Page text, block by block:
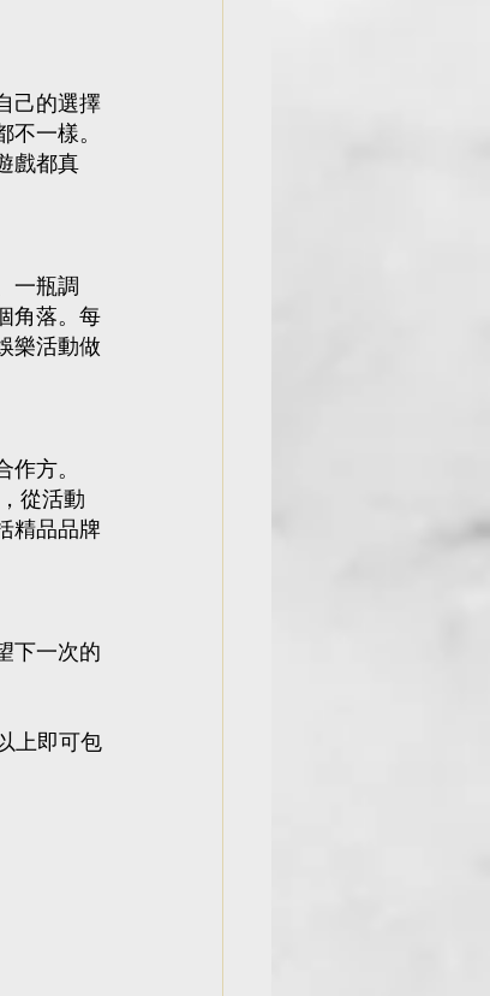
己的選擇
一樣。
戲都真
一瓶調
角落。每
樂活動做
方。
從活動
精品品牌
下一次的
上即可包